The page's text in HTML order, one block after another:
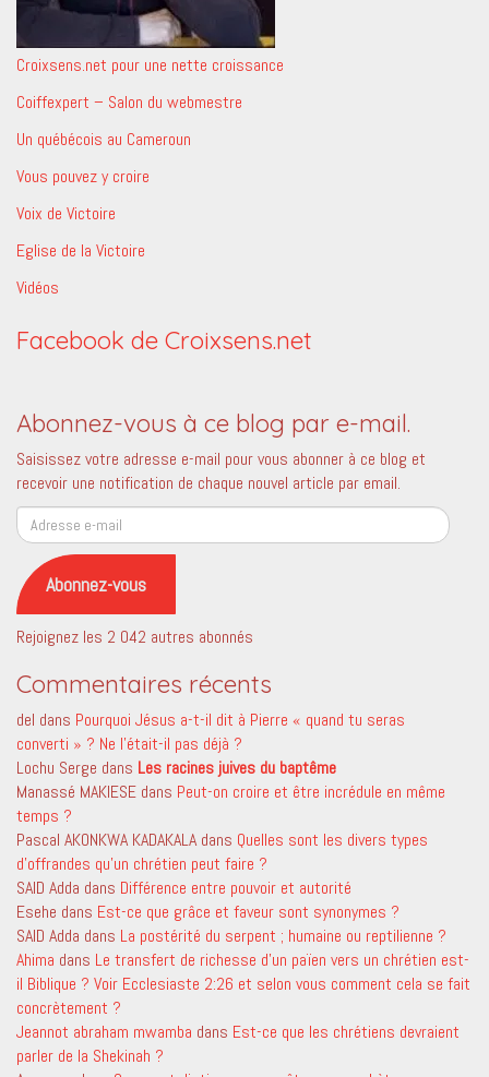
Croixsens.net pour une nette croissance
Coiffexpert – Salon du webmestre
Un québécois au Cameroun
Vous pouvez y croire
Voix de Victoire
Eglise de la Victoire
Vidéos
Facebook de Croixsens.net
Abonnez-vous à ce blog par e-mail.
Saisissez votre adresse e-mail pour vous abonner à ce blog et
recevoir une notification de chaque nouvel article par email.
Adresse
e-
mail
Abonnez-vous
Rejoignez les 2 042 autres abonnés
Commentaires récents
del dans Pourquoi Jésus a-t-il dit à Pierre « quand tu seras
converti » ? Ne l’était-il pas déjà ?
Lochu Serge dans Les racines juives du baptême
Manassé MAKIESE dans Peut-on croire et être incrédule en même
temps ?
Pascal AKONKWA KADAKALA dans Quelles sont les divers types
d’offrandes qu’un chrétien peut faire ?
SAID Adda dans Différence entre pouvoir et autorité
Esehe dans Est-ce que grâce et faveur sont synonymes ?
SAID Adda dans La postérité du serpent ; humaine ou reptilienne ?
Ahima dans Le transfert de richesse d’un païen vers un chrétien est-
il Biblique ? Voir Ecclesiaste 2:26 et selon vous comment cela se fait
concrètement ?
Jeannot abraham mwamba dans Est-ce que les chrétiens devraient
parler de la Shekinah ?